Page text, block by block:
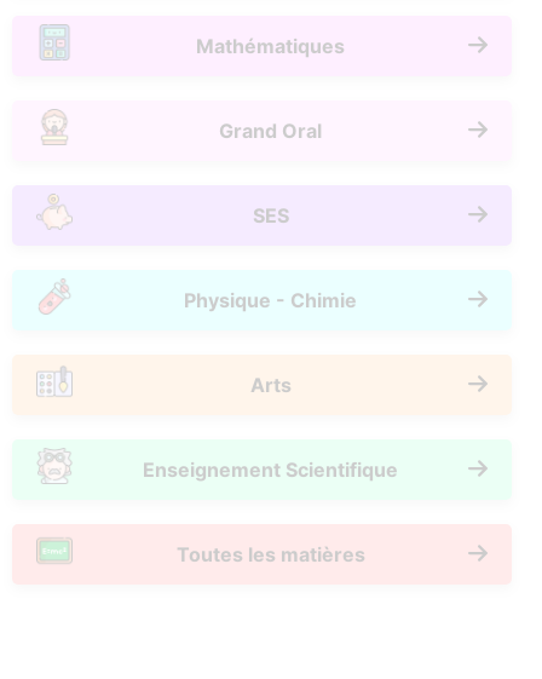
Mathématiques
Grand Oral
SES
Physique - Chimie
Arts
Enseignement Scientifique
Toutes les matières